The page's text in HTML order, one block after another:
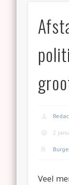
2
Veel